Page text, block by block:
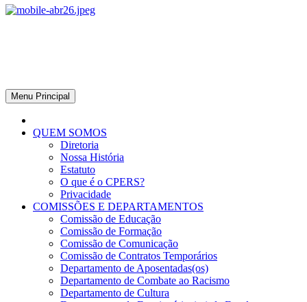
Menu Principal
QUEM SOMOS
Diretoria
Nossa História
Estatuto
O que é o CPERS?
Privacidade
COMISSÕES E DEPARTAMENTOS
Comissão de Educação
Comissão de Formação
Comissão de Comunicação
Comissão de Contratos Temporários
Departamento de Aposentadas(os)
Departamento de Combate ao Racismo
Departamento de Cultura